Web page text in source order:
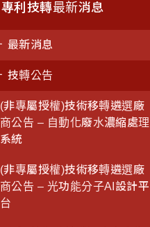
專利技轉最新消息
最新消息
技轉公告
(非專屬授權)技術移轉遴選廠
商公告 – 自動化廢水濃縮處理
系統
(非專屬授權)技術移轉遴選廠
商公告 – 光功能分子AI設計平
台